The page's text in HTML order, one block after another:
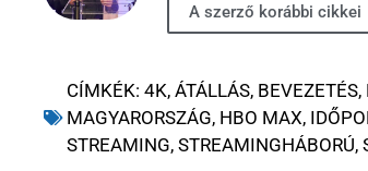
A szerző korábbi cikkei
CÍMKÉK: 4K, ÁTÁLLÁS, BEVEZETÉS,
MAGYARORSZÁG, HBO MAX,
STREAMING, STREAMINGHÁBORÚ,